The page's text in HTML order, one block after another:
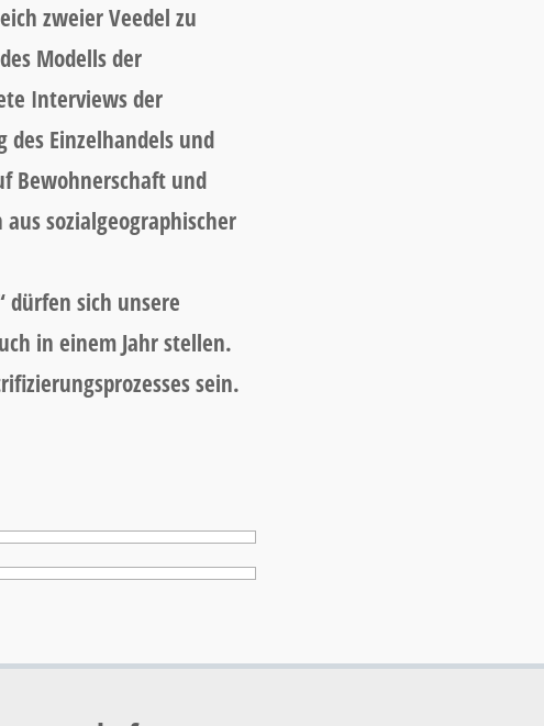
zweier Veedel zu
Modells der
Interviews der
Einzelhandels und
Bewohnerschaft und
sozialgeographischer
dürfen sich unsere
in einem Jahr stellen.
sein.